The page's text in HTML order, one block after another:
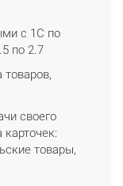
с 1С по
по 2.7
товаров,
своего
товары,